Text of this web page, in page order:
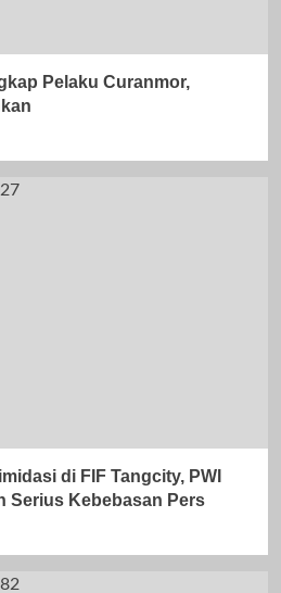
Pelaku Curanmor,
di FIF Tangcity, PWI
Serius Kebebasan Pers